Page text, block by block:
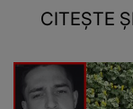
CITEȘTE